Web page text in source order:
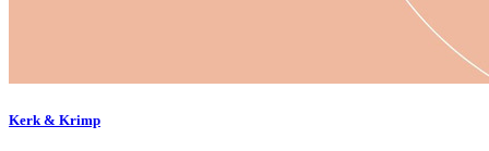
Kerk & Krimp